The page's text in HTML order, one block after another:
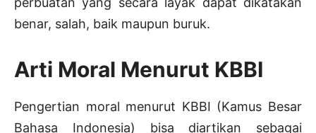
benar, salah, baik maupun buruk.
Arti Moral Menurut KBBI
Pengertian moral menurut KBBI (Kamus Besar
Bahasa Indonesia) bisa diartikan sebagai